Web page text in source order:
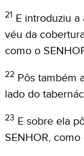
21 E introduziu
véu da
como o
22 Pôs também
lado do
23 E sobre ela
SENHOR,